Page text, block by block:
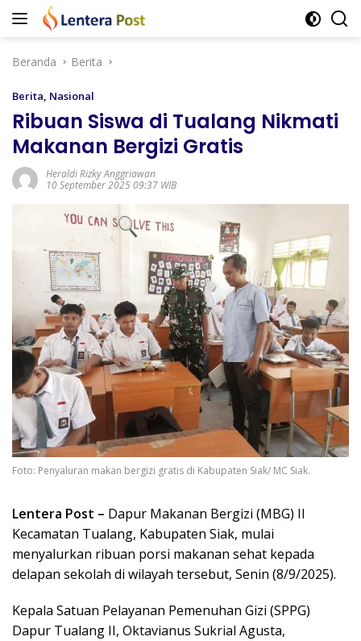
Langsung
Beranda
Berita
Berita, Nasional
Ribuan Siswa di Tualang Nikmati
Makanan Bergizi Gratis
Heraldi Rizky Anggriawan
10 September 2025 09:37 WIB
Foto: Penyaluran makan bergizi gratis di Kabupaten Siak/ MC Siak.
Lentera Post – Dapur Makanan Bergizi (MBG) II
Kecamatan Tualang, Kabupaten Siak, mulai
menyalurkan ribuan porsi makanan sehat kepada
delapan sekolah di wilayah tersebut, Senin (8/9/2025).
Kepala Satuan Pelayanan Pemenuhan Gizi (SPPG)
Dapur Tualang II, Oktavianus Sukrial Agusta,